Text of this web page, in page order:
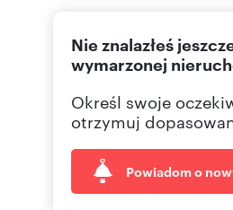
Nie znalazłeś
wymarzonej
Określ swoje
otrzymuj
Powiadom o